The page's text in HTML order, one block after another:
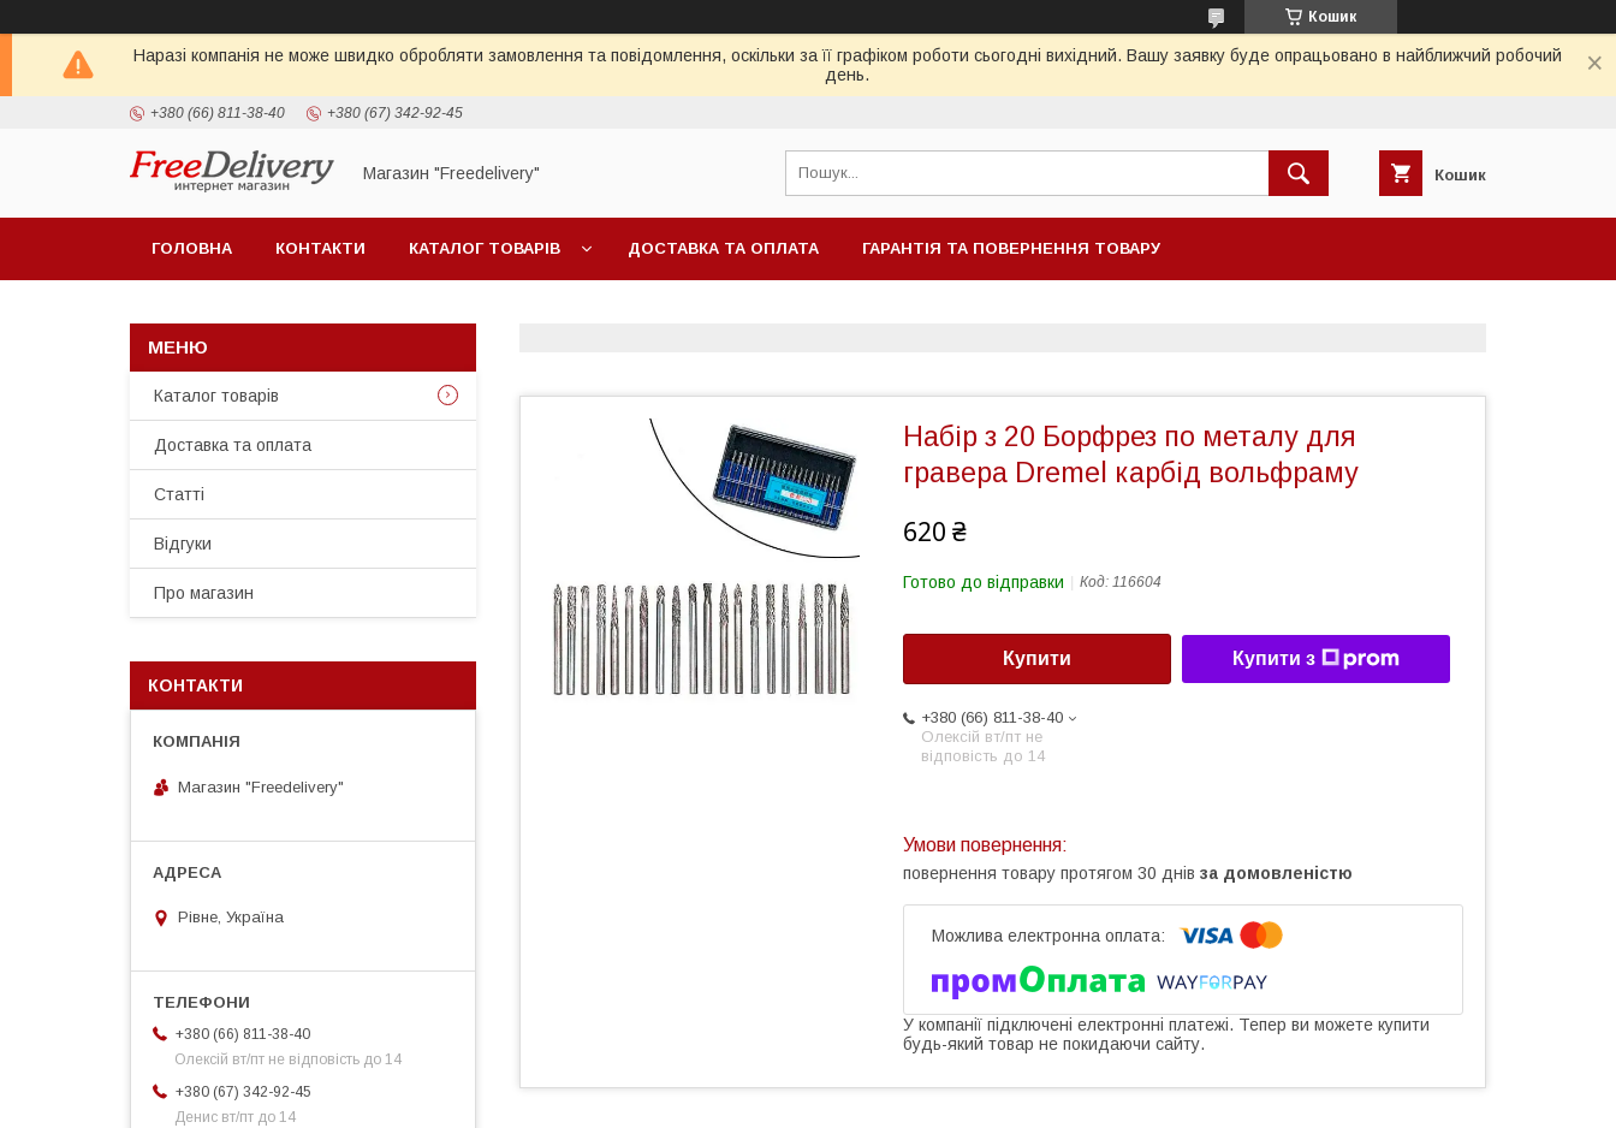
Кошик
Наразі компанія не може швидко обробляти замовлення та повідомлення, оскільки за її графіком роботи сьогодні вихідний. Вашу заявку буде опрацьовано в найближчий робочий
день.
+380 (66) 811-38-40 +380 (67) 342-92-45
Магазин "Freedelivery" Кошик
ГОЛОВНА КОНТАКТИ КАТАЛОГ ТОВАРІВ ДОСТАВКА ТА ОПЛАТА ГАРАНТІЯ ТА ПОВЕРНЕННЯ ТОВАРУ
Набір з 20 Борфрез по металу для
гравера Dremel карбід вольфраму
620 ₴
Готово до відправки Код: 116604
Купити Купити з
+380 (66) 811-38-40
Олексій вт/пт не
відповість до 14
повернення товару протягом 30 днів за домовленістю
У компанії підключені електронні платежі. Тепер ви можете купити
будь-який товар не покидаючи сайту.
Каталог товарів
Доставка та оплата
Статті
Відгуки
Про магазин
КОНТАКТИ
Магазин "Freedelivery"
Рівне, Україна
+380 (66) 811-38-40
Олексій вт/пт не відповість до 14
+380 (67) 342-92-45
Денис вт/пт до 14